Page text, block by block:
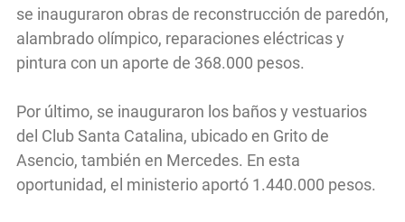
se inauguraron obras de reconstrucción de paredón,
alambrado olímpico, reparaciones eléctricas y
pintura con un aporte de 368.000 pesos.
Por último, se inauguraron los baños y vestuarios
del Club Santa Catalina, ubicado en Grito de
Asencio, también en Mercedes. En esta
oportunidad, el ministerio aportó 1.440.000 pesos.